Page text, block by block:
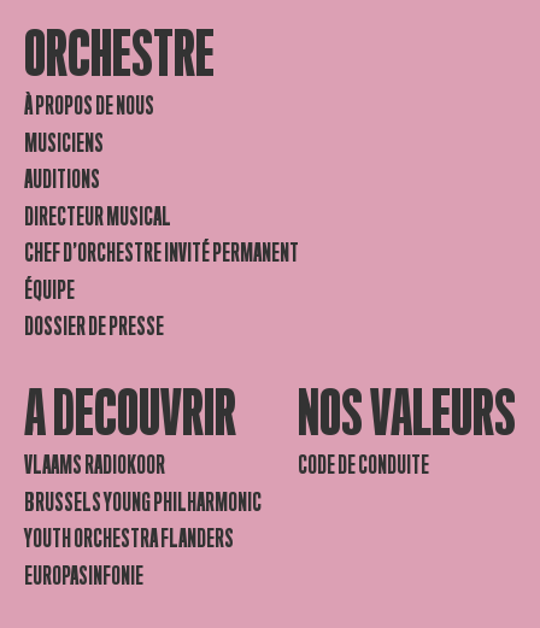
ORCHESTRE
À PROPOS DE NOUS
MUSICIENS
AUDITIONS
DIRECTEUR MUSICAL
CHEF D’ORCHESTRE INVITÉ PERMANENT
ÉQUIPE
DOSSIER DE PRESSE
A DECOUVRIR
VLAAMS RADIOKOOR
BRUSSELS YOUNG PHILHARMONIC
YOUTH ORCHESTRA FLANDERS
EUROPASINFONIE
NOS VALEURS
CODE DE CONDUITE